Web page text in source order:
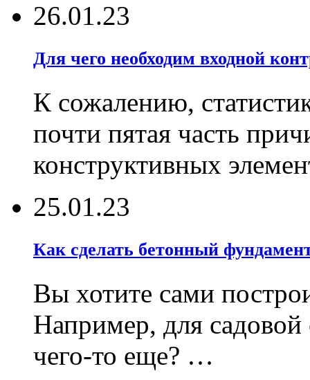
26.01.23
Для чего необходим входной
К сожалению,
почти пятая часть
конструктивных
25.01.23
Как сделать бетонный
Вы хотите сами
Например, для
чего-то еще? …